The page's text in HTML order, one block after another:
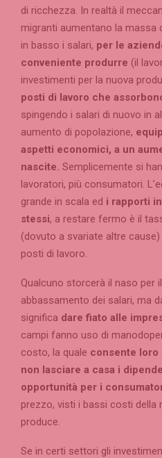
di ricchezza. In realtà il
migranti aumentano la massa
in basso i salari, per le
conveniente produrre (il
investimenti per la nuova
posti di lavoro che
spingendo i salari di nuovo in
aumento di popolazione,
aspetti economici, a un
nascite. Semplicemente si
lavoratori, più consumatori.
grande in scala ed i rapporti
stessi, a restare fermo è il
(dovuto a svariate altre
posti di lavoro.
Qualcuno storcerà il naso per
abbassamento dei salari, ma
significa dare fiato alle
campi fanno uso di
costo, la quale consente loro
non lasciare a casa i
opportunità per i
prezzo, visti i bassi costi della
produce.
Se in certi settori gli